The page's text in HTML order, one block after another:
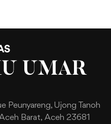
Peunyareng, Ujong Tanoh
Barat, Aceh 23681